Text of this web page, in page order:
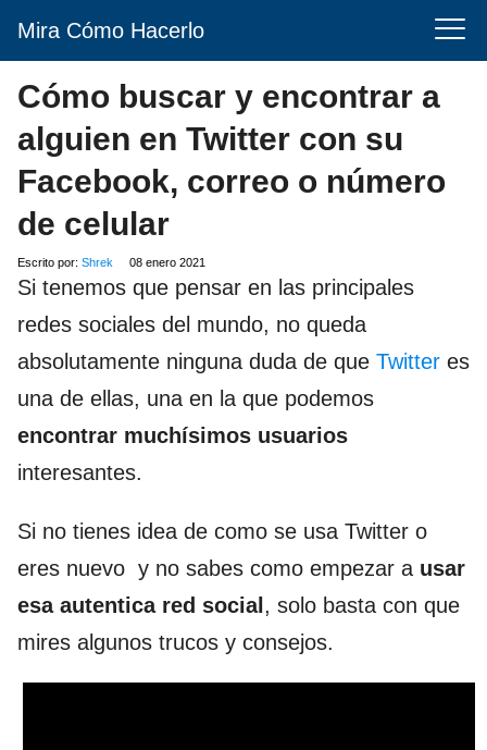
Mira Cómo Hacerlo
Cómo buscar y encontrar a
alguien en Twitter con su
Facebook, correo o número
de celular
Escrito por: Shrek 08 enero 2021
Si tenemos que pensar en las principales
redes sociales del mundo, no queda
absolutamente ninguna duda de que Twitter es
una de ellas, una en la que podemos
encontrar muchísimos usuarios
interesantes.
Si no tienes idea de como se usa Twitter o
eres nuevo y no sabes como empezar a usar
esa autentica red social , solo basta con que
mires algunos trucos y consejos.